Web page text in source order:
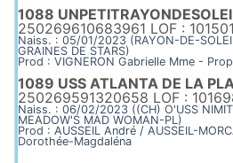
1088
250269610683961 LOF :
Naiss. : 05/01/2023 (RAYON-DE-
GRAINES DE STARS)
Prod : VIGNERON Gabrielle Mme -
1089 USS ATLANTA DE LA
250269591320658 LOF :
Naiss. : 06/02/2023 ((CH) O'USS
MEADOW'S MAD WOMAN-PL)
Prod : AUSSEIL André / AUSSEIL-
Dorothée-Magdaléna